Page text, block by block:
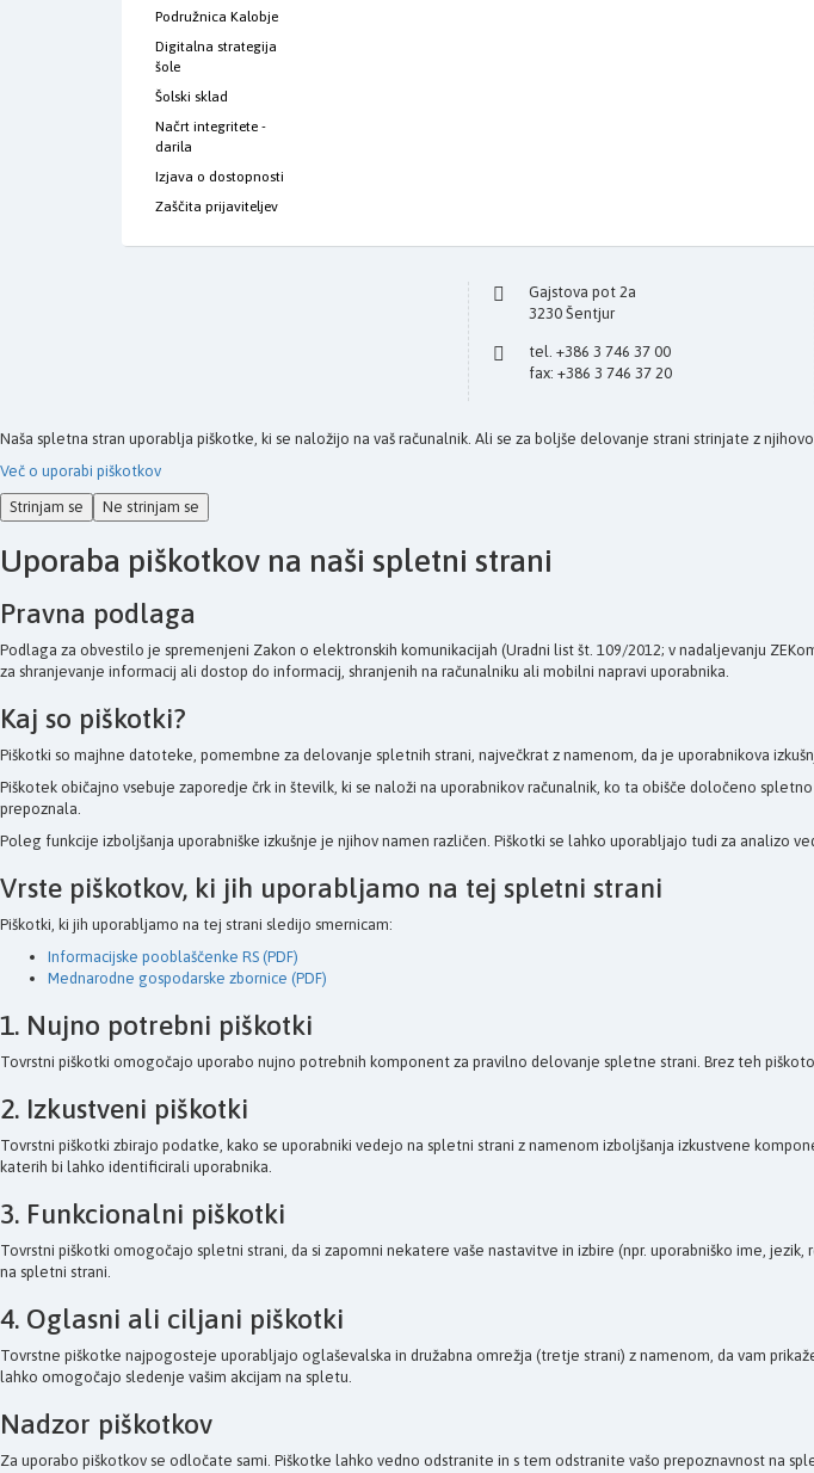
Podružnica Kalobje
Digitalna strategija
šole
Šolski sklad
Načrt integritete -
darila
Izjava o dostopnosti
Zaščita prijaviteljev
Gajstova pot 2a
3230 Šentjur
tel. +386 3 746 37 00
fax: +386 3 746 37 20
Naša spletna stran uporablja piškotke, ki se naložijo na vaš računalnik. Ali se za boljše delovanje strani strinjate z
Več o uporabi piškotkov
Strinjam se
Ne strinjam se
Uporaba piškotkov na naši spletni strani
Pravna podlaga
Podlaga za obvestilo je spremenjeni Zakon o elektronskih komunikacijah (Uradni list št. 109/2012; v nadaljevanju
za shranjevanje informacij ali dostop do informacij, shranjenih na računalniku ali mobilni napravi uporabnika.
Kaj so piškotki?
Piškotki so majhne datoteke, pomembne za delovanje spletnih strani, največkrat z namenom, da je uporabnikova
Piškotek običajno vsebuje zaporedje črk in številk, ki se naloži na uporabnikov računalnik, ko ta obišče določeno
prepoznala.
Poleg funkcije izboljšanja uporabniške izkušnje je njihov namen različen. Piškotki se lahko uporabljajo tudi za analizo
Vrste piškotkov, ki jih uporabljamo na tej spletni strani
Piškotki, ki jih uporabljamo na tej strani sledijo smernicam:
Informacijske pooblaščenke RS (PDF)
Mednarodne gospodarske zbornice (PDF)
1. Nujno potrebni piškotki
Tovrstni piškotki omogočajo uporabo nujno potrebnih komponent za pravilno delovanje spletne strani. Brez teh
2. Izkustveni piškotki
Tovrstni piškotki zbirajo podatke, kako se uporabniki vedejo na spletni strani z namenom izboljšanja izkustvene
katerih bi lahko identificirali uporabnika.
3. Funkcionalni piškotki
Tovrstni piškotki omogočajo spletni strani, da si zapomni nekatere vaše nastavitve in izbire (npr. uporabniško ime,
na spletni strani.
4. Oglasni ali ciljani piškotki
Tovrstne piškotke najpogosteje uporabljajo oglaševalska in družabna omrežja (tretje strani) z namenom, da vam
lahko omogočajo sledenje vašim akcijam na spletu.
Nadzor piškotkov
Za uporabo piškotkov se odločate sami. Piškotke lahko vedno odstranite in s tem odstranite vašo prepoznavnost na